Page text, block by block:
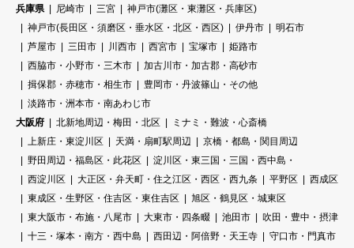
兵庫県 尼崎市 三宮
神戸市(灘区・東灘区・兵庫区)
神戸市(長田区・須磨区・垂水区・北区・西区)
伊丹市
明石市
芦屋市
三田市 川西市 西宮市 宝塚市
姫路市
西脇市・小野市・三木市
加古川市・加古郡・高砂市
揖保郡・赤穂市・相生市
豊岡市・丹波篠山・その他
淡路市・洲本市・南あわじ市
大阪府
北新地周辺・梅田・北区
ミナミ・難波・心斎橋
上新庄・東淀川区
天満・扇町駅周辺
京橋・都島・関目周辺
野田周辺・福島区・此花区
淀川区・東三国・三国・西中島・
西淀川区
大正区・弁天町・住之江区・西区・西九条 平野区
西成区
東成区・生野区・住吉区・東住吉区
旭区・鶴見区・城東区
東大阪市・布施・八尾市
大東市・四条畷 池田市
吹田・豊中・摂津
十三・塚本・南方・西中島
西田辺・阿倍野・天王寺
守口市・門真市